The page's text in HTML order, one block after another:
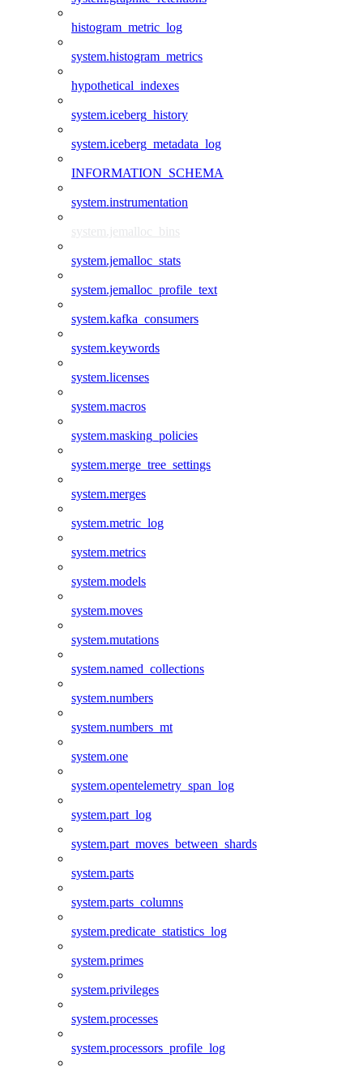
histogram_metric_log
system.histogram_metrics
hypothetical_indexes
system.iceberg_history
system.iceberg_metadata_log
INFORMATION_SCHEMA
system.instrumentation
system.jemalloc_bins
system.jemalloc_stats
system.jemalloc_profile_text
system.kafka_consumers
system.keywords
system.licenses
system.macros
system.masking_policies
system.merge_tree_settings
system.merges
system.metric_log
system.metrics
system.models
system.moves
system.mutations
system.named_collections
system.numbers
system.numbers_mt
system.one
system.opentelemetry_span_log
system.part_log
system.part_moves_between_shards
system.parts
system.parts_columns
system.predicate_statistics_log
system.primes
system.privileges
system.processes
system.processors_profile_log